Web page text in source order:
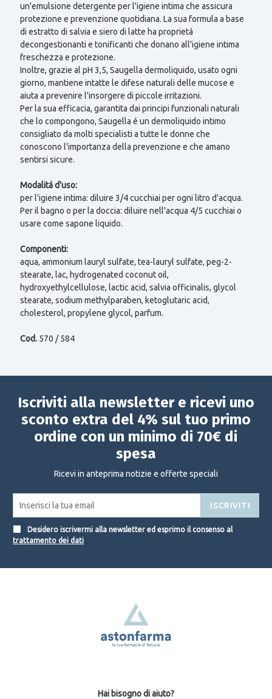
un'emulsione detergente per l'igiene intima che assicura
protezione e prevenzione quotidiana. La sua formula a base
di estratto di salvia e siero di latte ha proprietá
decongestionanti e tonificanti che donano all'igiene intima
freschezza e protezione.
Inoltre, grazie al pH 3,5, Saugella dermoliquido, usato ogni
giorno, mantiene intatte le difese naturali delle mucose e
aiuta a prevenire l'insorgere di piccole irritazioni.
Per la sua efficacia, garantita dai principi funzionali naturali
che lo compongono, Saugella é un dermoliquido intimo
consigliato da molti specialisti a tutte le donne che
conoscono l'importanza della prevenzione e che amano
sentirsi sicure.
Modalitá d'uso:
per l'igiene intima: diluire 3/4 cucchiai per ogni litro d'acqua.
Per il bagno o per la doccia: diluire nell'acqua 4/5 cucchiai o
usare come sapone liquido.
Componenti:
aqua, ammonium lauryl sulfate, tea-lauryl sulfate, peg-2-
stearate, lac, hydrogenated coconut oil,
hydroxyethylcellulose, lactic acid, salvia officinalis, glycol
stearate, sodium methylparaben, ketoglutaric acid,
cholesterol, propylene glycol, parfum.
Cod.570 / 584
Iscriviti alla newsletter e ricevi uno
sconto extra del 4% sul tuo primo
ordine con un minimo di 70€ di
spesa
Ricevi in anteprima notizie e offerte speciali
ISCRIVITI
Desidero iscrivermi alla newsletter ed esprimo il consenso al
trattamento dei dati
Hai bisogno di aiuto?